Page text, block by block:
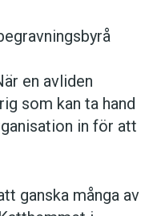
en avliden
som kan ta hand
in för att
ganska många av